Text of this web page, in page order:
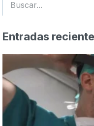
Entradas